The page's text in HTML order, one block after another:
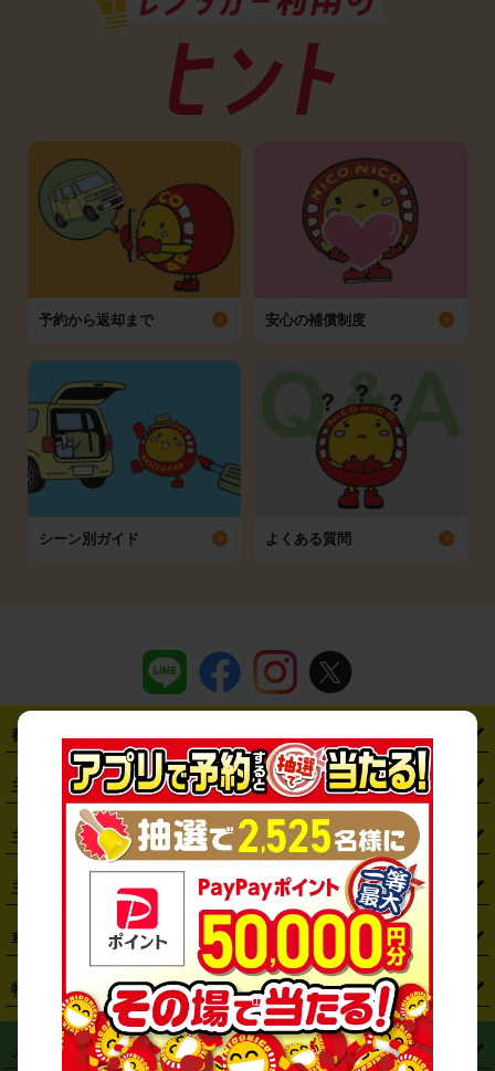
予約から返却まで 安心の補償制度
シーン別ガイド よくある質問
都道府県から探す
・ 北海道 ・青森県 ・岩手県 ・宮城県 ・秋田県 ・山形県
・東京都 ・神奈川県 ・埼玉県 ・千葉県 ・
・ 栃木県 ・群馬県 ・山梨県 ・愛知県 ・静岡県 ・岐阜県
・ 新潟県 富山県 ・石川県 ・福井県 ・大阪府
京都府 滋賀県 ・和歌山県 ・ 奈良県 ・三重県
・島根県 ・岡山県 ・広島県 ・山口県 ・徳島県
香川県 ・愛媛県 ・高知県 ・福岡県 ・佐賀県 ・長崎県
熊本県 ・大分県 ・宮崎県 ・鹿児島県 ・沖縄県
主要駅から探す
・ 札幌駅 ・仙台駅 ・新宿駅 ・池袋駅 ・渋谷駅 東京駅
・川崎駅 ・大宮駅 ・西船橋駅 ・柏駅 ・名古屋駅
・ 難波駅 三宮駅 ・京都駅 ・ 広島駅 ・博多駅
・ 那覇空港駅
主要空港から探す
・ 新千歳空港 仙台空港
・ 羽田空港
・ 中部国際空港セントレア 関西国際空港
・ 大阪国際空港（伊丹空港） ・神戸空港
・ 岡山空港 ・徳島空港
・ 福岡空港 ・鹿児島空港
主要都市から探す
・仙台市
・さいたま市
・ 横浜市 ・川崎市
相模原市 ・新潟市
車種から探す
・コンパクトカー ・ステーションワゴン・セダン
ミニバン・ワンボックス ・ 高級ミニバン・ワンボックス
・ 軽トラック・商用バン
特徴から探す
ハイブリッド ・宅配レンタカー ・ETCカードレンタル
・ 長期レンタル ・ 深夜時間帯レンタル ・免責補償プラス
メニュー